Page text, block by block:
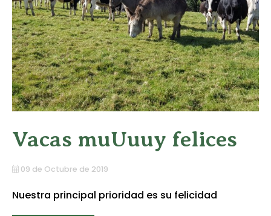
Vacas muUuuy felices
09 de Octubre de 2019
Nuestra principal prioridad es su felicidad